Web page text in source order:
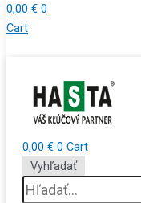
0,00 € 0
Cart
0,00 € 0 Cart
Vyhľadať